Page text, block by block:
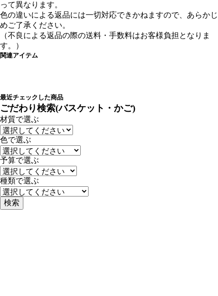
って異なります。
色の違いによる返品には一切対応できかねますので、あらかじ
めご了承ください。
（不良による返品の際の送料・手数料はお客様負担となりま
す。）
関連アイテム
最近チェックした商品
ごだわり検索(バスケット・かご)
材質で選ぶ
色で選ぶ
予算で選ぶ
種類で選ぶ